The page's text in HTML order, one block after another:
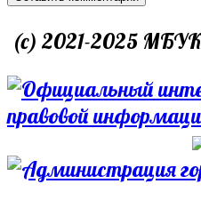
(c) 2021-2025